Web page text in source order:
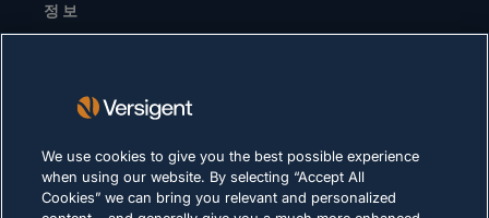
정보
경영진 / 리더십 팀
공급업체
채용 정보
We use cookies to give you the best possible experience
when using our website. By selecting “Accept All
Cookies” we can bring you relevant and personalized